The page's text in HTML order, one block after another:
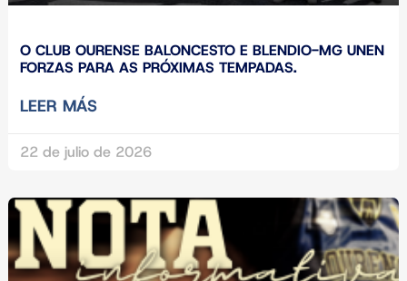
O CLUB OURENSE BALONCESTO E BLENDIO-MG UNEN
FORZAS PARA AS PRÓXIMAS TEMPADAS.
LEER MÁS
22 de julio de 2026